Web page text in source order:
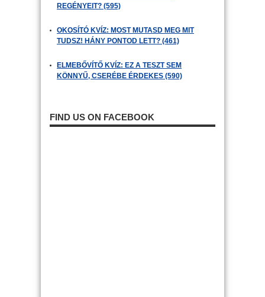
REGÉNYEIT? (595)
OKOSÍTÓ KVÍZ: MOST MUTASD MEG MIT
TUDSZ! HÁNY PONTOD LETT? (461)
ELMEBŐVÍTŐ KVÍZ: EZ A TESZT SEM
KÖNNYŰ, CSERÉBE ÉRDEKES (590)
FIND US ON FACEBOOK